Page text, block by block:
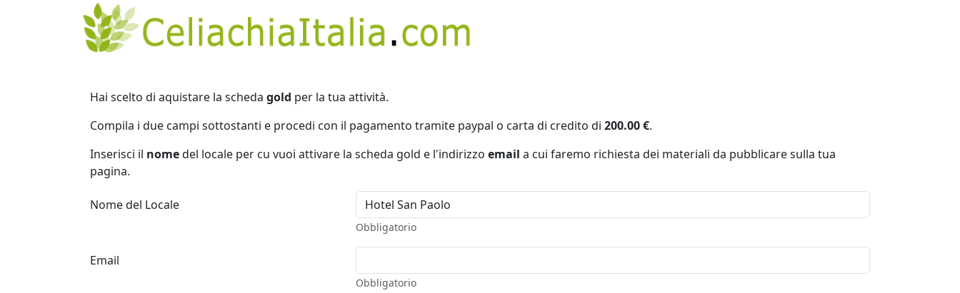
Hai scelto di aquistare la scheda gold per la tua attività.
Compila i due campi sottostanti e procedi con il pagamento tramite paypal o carta di credito di 200.00 €.
Inserisci il nomedel locale per cu vuoi attivare la scheda gold e l'indirizzo email a cui faremo richiesta dei materiali da pubblicare sulla tua
pagina.
Nome del Locale
Obbligatorio
Email
Obbligatorio